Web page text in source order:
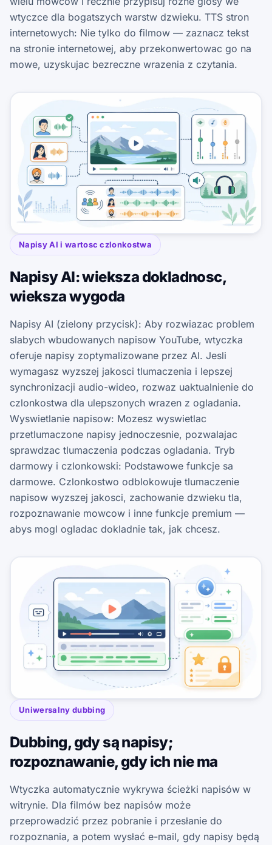
wtyczce dla bogatszych warstw dzwieku. TTS stron
internetowych: Nie tylko do filmow — zaznacz tekst
na stronie internetowej, aby przekonwertowac go na
mowe, uzyskujac bezreczne wrazenia z czytania.
Napisy AI i wartosc czlonkostwa
Napisy AI: wieksza dokladnosc,
wieksza wygoda
Napisy AI (zielony przycisk): Aby rozwiazac problem
slabych wbudowanych napisow YouTube, wtyczka
oferuje napisy zoptymalizowane przez AI. Jesli
wymagasz wyzszej jakosci tlumaczenia i lepszej
synchronizacji audio-wideo, rozwaz uaktualnienie do
czlonkostwa dla ulepszonych wrazen z ogladania.
Wyswietlanie napisow: Mozesz wyswietlac
przetlumaczone napisy jednoczesnie, pozwalajac
sprawdzac tlumaczenia podczas ogladania. Tryb
darmowy i czlonkowski: Podstawowe funkcje sa
darmowe. Czlonkostwo odblokowuje tlumaczenie
napisow wyzszej jakosci, zachowanie dzwieku tla,
rozpoznawanie mowcow i inne funkcje premium —
abys mogl ogladac dokladnie tak, jak chcesz.
Uniwersalny dubbing
Dubbing, gdy są napisy;
rozpoznawanie, gdy ich nie ma
Wtyczka automatycznie wykrywa ścieżki napisów w
witrynie. Dla filmów bez napisów może
przeprowadzić przez pobranie i przesłanie do
rozpoznania, a potem wysłać e-mail, gdy napisy będą